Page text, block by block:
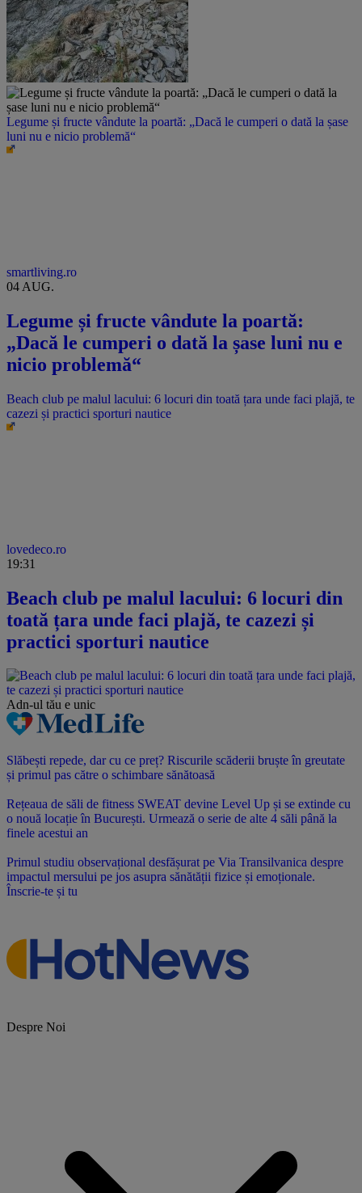
Legume și fructe vândute la poartă: „Dacă le cumperi o dată la șase
luni nu e nicio problemă“
smartliving.ro
04 AUG.
Legume și fructe vândute la poartă:
„Dacă le cumperi o dată la șase luni nu e
nicio problemă“
Beach club pe malul lacului: 6 locuri din toată țara unde faci plajă, te
cazezi și practici sporturi nautice
lovedeco.ro
19:31
Beach club pe malul lacului: 6 locuri din
toată țara unde faci plajă, te cazezi și
practici sporturi nautice
Adn-ul tău e unic
Slăbești repede, dar cu ce preț? Riscurile scăderii bruște în greutate
și primul pas către o schimbare sănătoasă
Rețeaua de săli de fitness SWEAT devine Level Up și se extinde cu
o nouă locație în București. Urmează o serie de alte 4 săli până la
finele acestui an
Primul studiu observațional desfășurat pe Via Transilvanica despre
impactul mersului pe jos asupra sănătății fizice și emoționale.
Înscrie-te și tu
Despre Noi